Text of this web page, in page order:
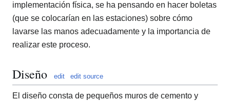
implementación física, se ha pensando en hacer boletas
(que se colocarían en las estaciones) sobre cómo
lavarse las manos adecuadamente y la importancia de
realizar este proceso.
Diseño edit edit source
El diseño consta de pequeños muros de cemento y